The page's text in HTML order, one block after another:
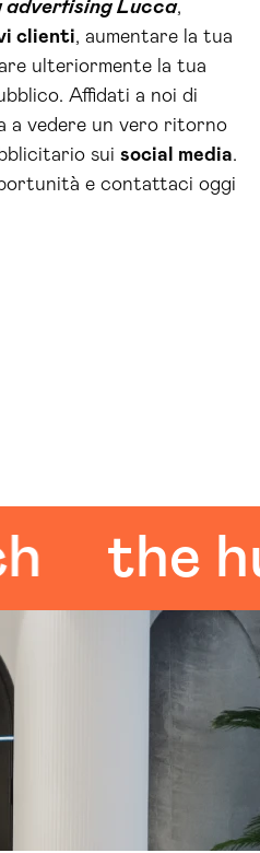
advertising Lucca,
clienti, aumentare la tua
ulteriormente la tua
Affidati a noi di
a vedere un vero ritorno
sui social media.
e contattaci oggi
the